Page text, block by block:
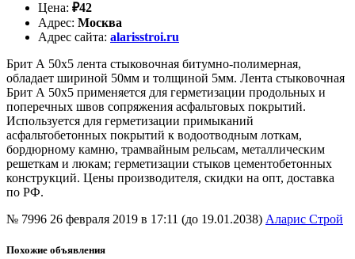
Цена: ₽42
Адрес: Москва
Адрес сайта: alarisstroi.ru
Брит А 50х5 лента стыковочная битумно-полимерная,
обладает шириной 50мм и толщиной 5мм. Лента стыковочная
Брит А 50х5 применяется для герметизации продольных и
поперечных швов сопряжения асфальтовых покрытий.
Используется для герметизации примыканий
асфальтобетонных покрытий к водоотводным лоткам,
бордюрному камню, трамвайным рельсам, металлическим
решеткам и люкам; герметизации стыков цементобетонных
конструкций. Цены производителя, скидки на опт, доставка
по РФ.
№ 7996 26 февраля 2019 в 17:11 (до 19.01.2038) Аларис Строй
Похожие объявления